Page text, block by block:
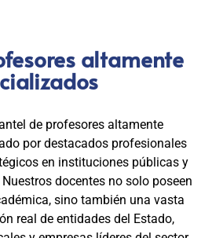
altamente
de profesores altamente
por destacados profesionales
en instituciones públicas y
docentes no solo poseen
sino también una vasta
real de entidades del Estado,